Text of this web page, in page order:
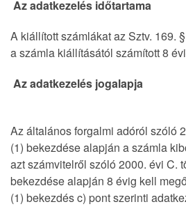
Az adatkezelés időtartama
A kiállított számlákat az Sztv. 169.
a számla kiállításától számított 8
Az adatkezelés jogalapja
Az általános forgalmi adóról szóló
(1) bekezdése alapján a számla
azt számvitelről szóló 2000. évi C.
bekezdése alapján 8 évig kell
(1) bekezdés c) pont szerinti